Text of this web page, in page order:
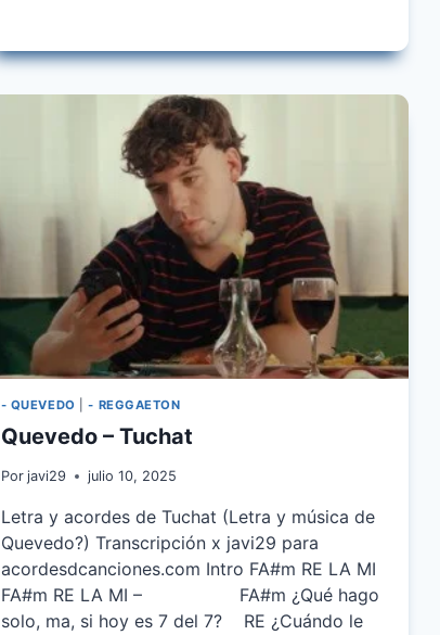
LLEGO
- QUEVEDO |- REGGAETON
Quevedo – Tuchat
Por javi29 julio 10, 2025
Letra y acordes de Tuchat (Letra y música de
Quevedo?) Transcripción x javi29 para
acordesdcanciones.com Intro FA#m RE LA MI
FA#m RE LA MI – FA#m ¿Qué hago
solo, ma, si hoy es 7 del 7? RE ¿Cuándo le